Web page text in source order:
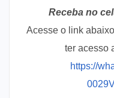
Receba no
Acesse o link
ter acesso
https://